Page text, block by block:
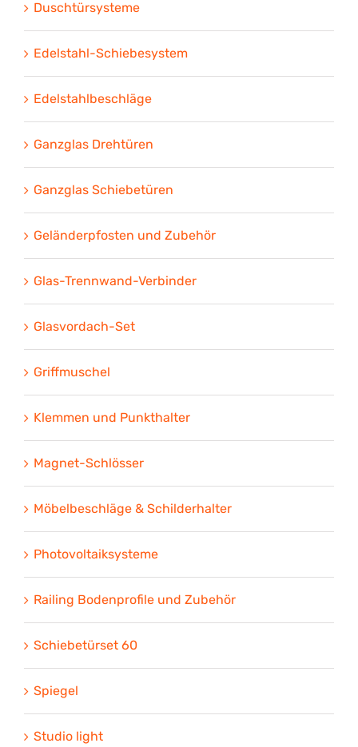
Duschtürsysteme
Edelstahl-Schiebesystem
Edelstahlbeschläge
Ganzglas Drehtüren
Ganzglas Schiebetüren
Geländerpfosten und Zubehör
Glas-Trennwand-Verbinder
Glasvordach-Set
Griffmuschel
Klemmen und Punkthalter
Magnet-Schlösser
Möbelbeschläge & Schilderhalter
Photovoltaiksysteme
Railing Bodenprofile und Zubehör
Schiebetürset 60
Spiegel
Studio light